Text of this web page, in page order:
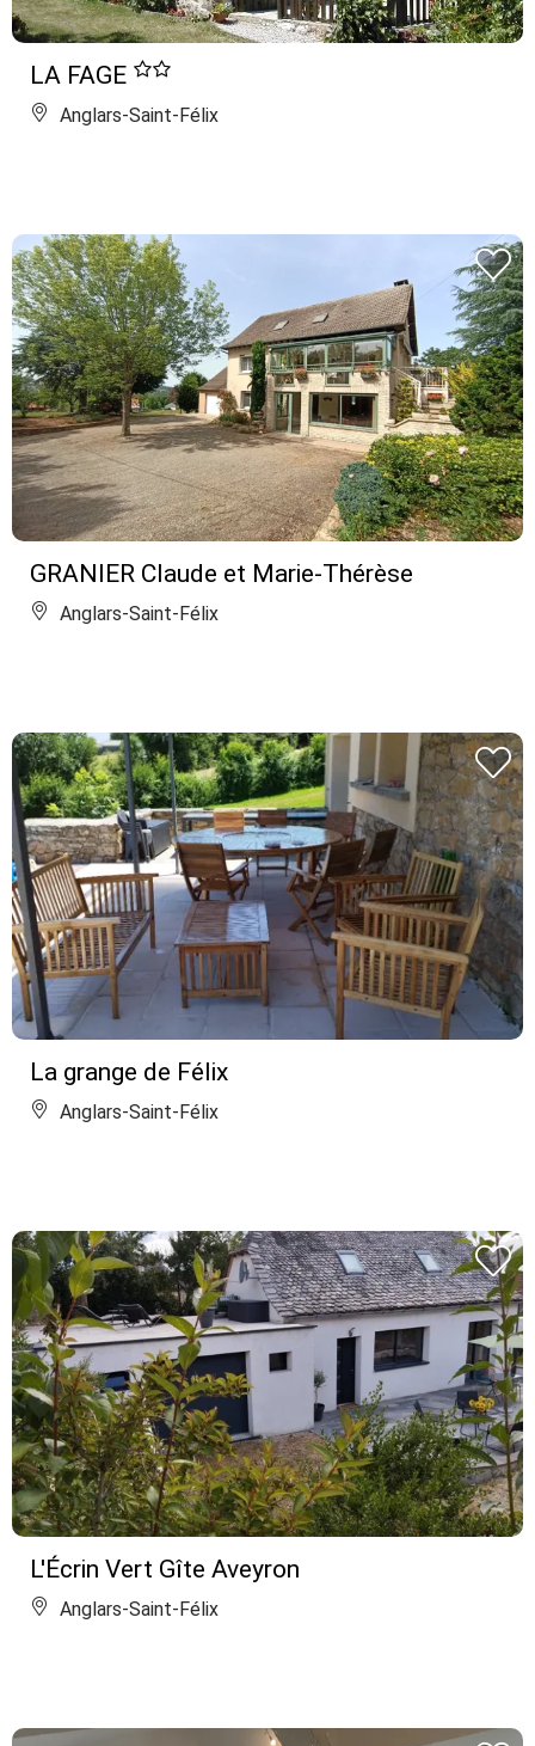
LA FAGE
Anglars-Saint-Félix
GRANIER Claude et Marie-Thérèse
Anglars-Saint-Félix
La grange de Félix
Anglars-Saint-Félix
L'Écrin Vert Gîte Aveyron
Anglars-Saint-Félix